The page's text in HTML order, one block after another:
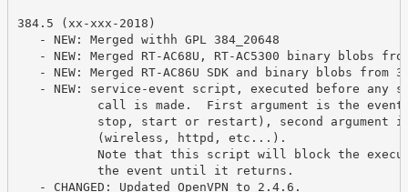
384.5 (xx-xxx-2018)
- NEW: Merged withh GPL 384_20648
- NEW: Merged RT-AC68U, RT-AC5300 binary blobs
- NEW: Merged RT-AC86U SDK and binary blobs from
- NEW: service-event script, executed before any
call is made.  First argument is the event
stop, start or restart), second argument is
(wireless, httpd, etc...).
Note that this script will block the
the event until it returns.
- CHANGED: Updated OpenVPN to 2.4.6.